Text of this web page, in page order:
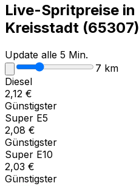
Live-Spritpreise in
Kreisstadt (65307)
Update alle 5 Min.
7 km
Diesel
2,12 €
Günstigster
Super E5
2,08 €
Günstigster
Super E10
2,03 €
Günstigster